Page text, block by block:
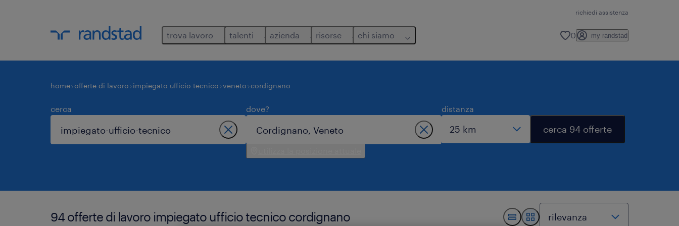
richiedi assistenza
trova lavoro talenti azienda risorse chi siamo 0 my randstad
home offerte di lavoro impiegato ufficio tecnico veneto cordignano
cerca dove? distanza
cerca 94 offerte
94 offerte di lavoro impiegato ufficio tecnico cordignano